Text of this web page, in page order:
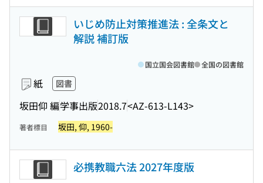
いじめ防止対策推進法 : 全条文と
解説 補訂版
紙 図書
坂田仰 編学事出版2018.7<AZ-613-L143>
国立国会図書館 全国の図書館
著者標目 坂田, 仰, 1960-
必携教職六法 2027年度版